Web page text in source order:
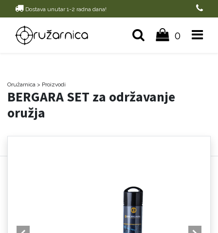
Dostava unutar 1-2 radna dana!
0
Oružarnica > Proizvodi
BERGARA SET za održavanje
oružja